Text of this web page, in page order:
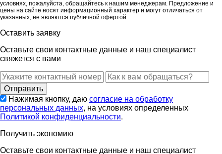
условиях, пожалуйста, обращайтесь к нашим менеджерам. Предложение и
цены на сайте носят информационный характер и могут отличаться от
указанных, не являются публичной офертой.
Оставить заявку
Оставьте свои контактные данные и наш специалист
свяжется с вами
Нажимая кнопку, даю согласие на обработку
персональных данных, на условиях определенных
Политикой конфиденциальности.
Получить экономию
Оставьте свои контактные данные и наш специалист